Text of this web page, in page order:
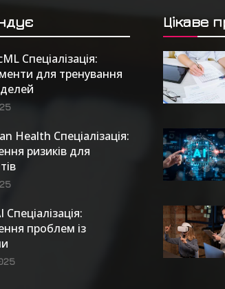
Спеціалізація:
для тренування
Health Спеціалізація:
ризиків для
Спеціалізація:
проблем із
Цікаве